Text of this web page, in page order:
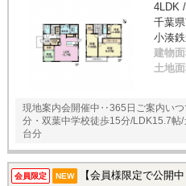
4LDK
千葉
小湊
建物
土地
現地案内会開催中‥365日ご案内い
分・双葉中学校徒歩15分/LDK15.7帖
台分
会員限定 NEW 【会員様限定で公開中